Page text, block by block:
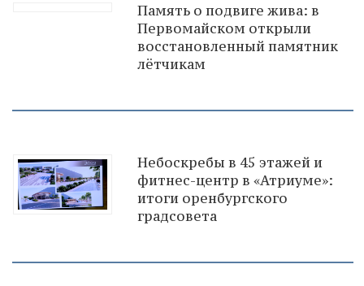
Память о подвиге жива: в
Первомайском открыли
восстановленный памятник
лётчикам
Небоскребы в 45 этажей и
фитнес-центр в «Атриуме»:
итоги оренбургского
градсовета